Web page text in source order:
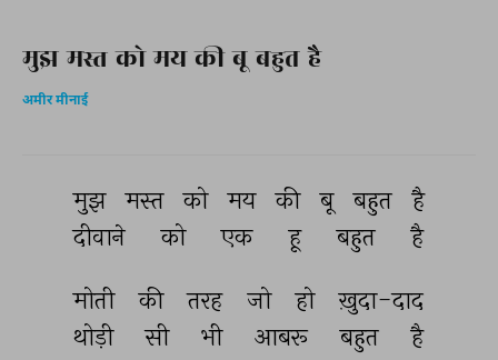
मुझ मस्त को मय की बू बहुत है
अमीर मीनाई
मुझ मस्त को मय की बू बहुत
है
दीवाने
को एक हू बहुत है
मोती की तरह जो हो
ख़ुदा-दाद
थोड़ी
सी भी आबरू बहुत है